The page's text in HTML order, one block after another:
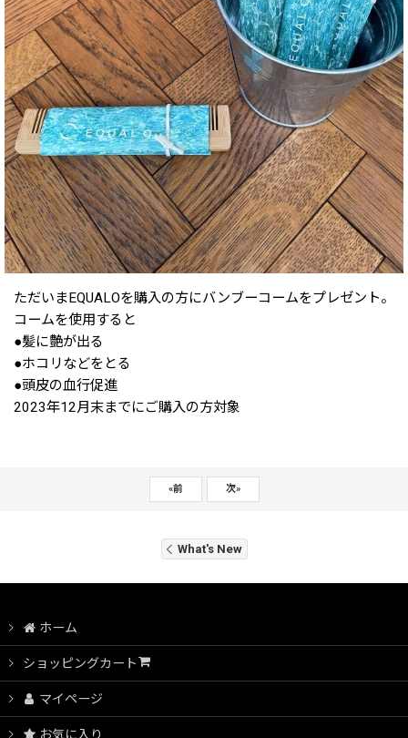
ただいまEQUALOを購入の方にバンブーコームをプレゼント。
コームを使用すると
●髪に艶が出る
●ホコリなどをとる
●頭皮の血行促進
2023年12月末までにご購入の方対象
«前 次»
What's New
ホーム
ショッピングカート
マイページ
お気に入り